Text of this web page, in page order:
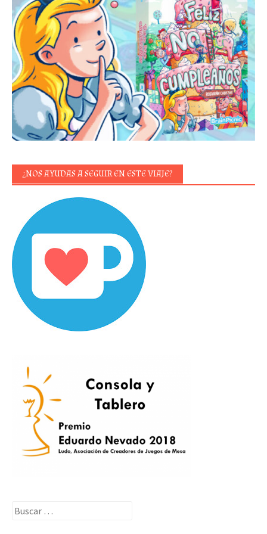
¿NOS AYUDAS A SEGUIR EN ESTE VIAJE?
Buscar: